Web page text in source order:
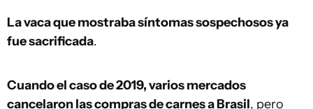
La vaca que mostraba síntomas sospechosos ya
fue sacrificada.
Cuando el caso de 2019, varios mercados
cancelaron las compras de carnes a Brasil, pero